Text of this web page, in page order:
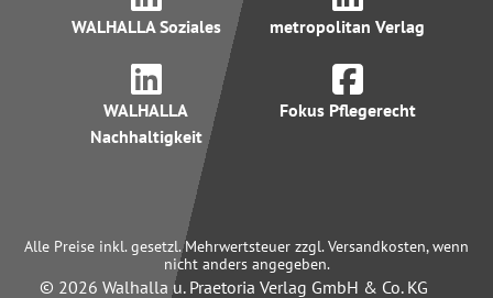
WALHALLA Soziales metropolitan Verlag
WALHALLA
Nachhaltigkeit
Fokus Pflegerecht
Alle Preise inkl. gesetzl. Mehrwertsteuer zzgl. Versandkosten, wenn
nicht anders angegeben.
© 2026 Walhalla u. Praetoria Verlag GmbH & Co. KG